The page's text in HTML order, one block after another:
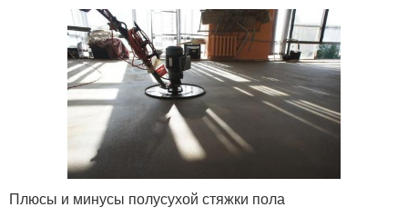
Плюсы и минусы полусухой стяжки пола